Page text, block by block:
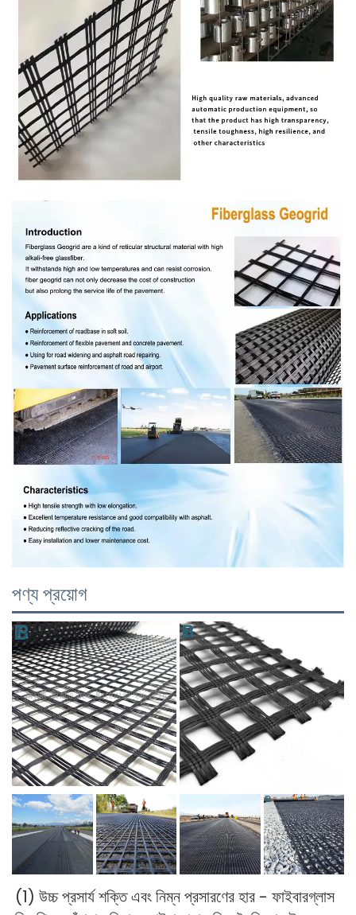
পণ্য প্রয়োগ
(1) উচ্চ প্রসার্য শক্তি এবং নিম্ন প্রসারণের হার - ফাইবারগ্লাস